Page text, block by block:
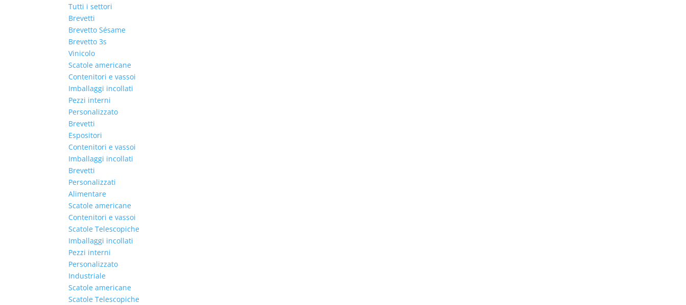
Tutti i settori
Brevetti
Brevetto Sésame
Brevetto 3s
Vinicolo
Scatole americane
Contenitori e vassoi
Imballaggi incollati
Pezzi interni
Personalizzato
Brevetti
Espositori
Contenitori e vassoi
Imballaggi incollati
Brevetti
Personalizzati
Alimentare
Scatole americane
Contenitori e vassoi
Scatole Telescopiche
Imballaggi incollati
Pezzi interni
Personalizzato
Industriale
Scatole americane
Scatole Telescopiche